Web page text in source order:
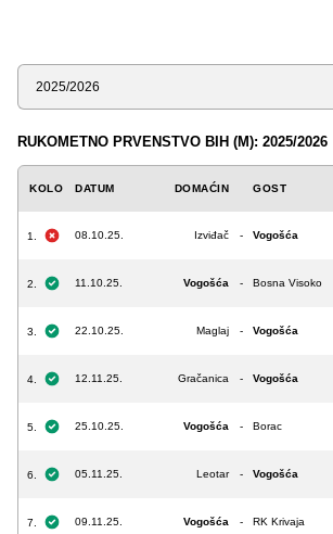
Sezona
RUKOMETNO PRVENSTVO BIH (M): 2025/2026
KOLO DATUM DOMAĆIN GOST
1. 08.10.25. Izviđač - Vogošća
2. 11.10.25. Vogošća - Bosna Visoko
3. 22.10.25. Maglaj - Vogošća
4. 12.11.25. Gračanica - Vogošća
5. 25.10.25. Vogošća - Borac
6. 05.11.25. Leotar - Vogošća
7. 09.11.25. Vogošća - RK Krivaja